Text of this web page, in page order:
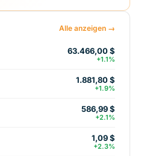
Alle anzeigen →
63.466,00 $
+1.1%
1.881,80 $
+1.9%
586,99 $
+2.1%
1,09 $
+2.3%